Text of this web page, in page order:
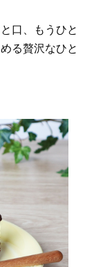
口、もうひと
る贅沢なひと